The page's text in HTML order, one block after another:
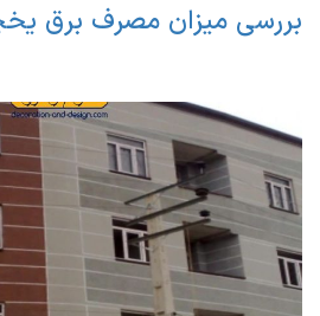
بررسی میزان مصرف برق